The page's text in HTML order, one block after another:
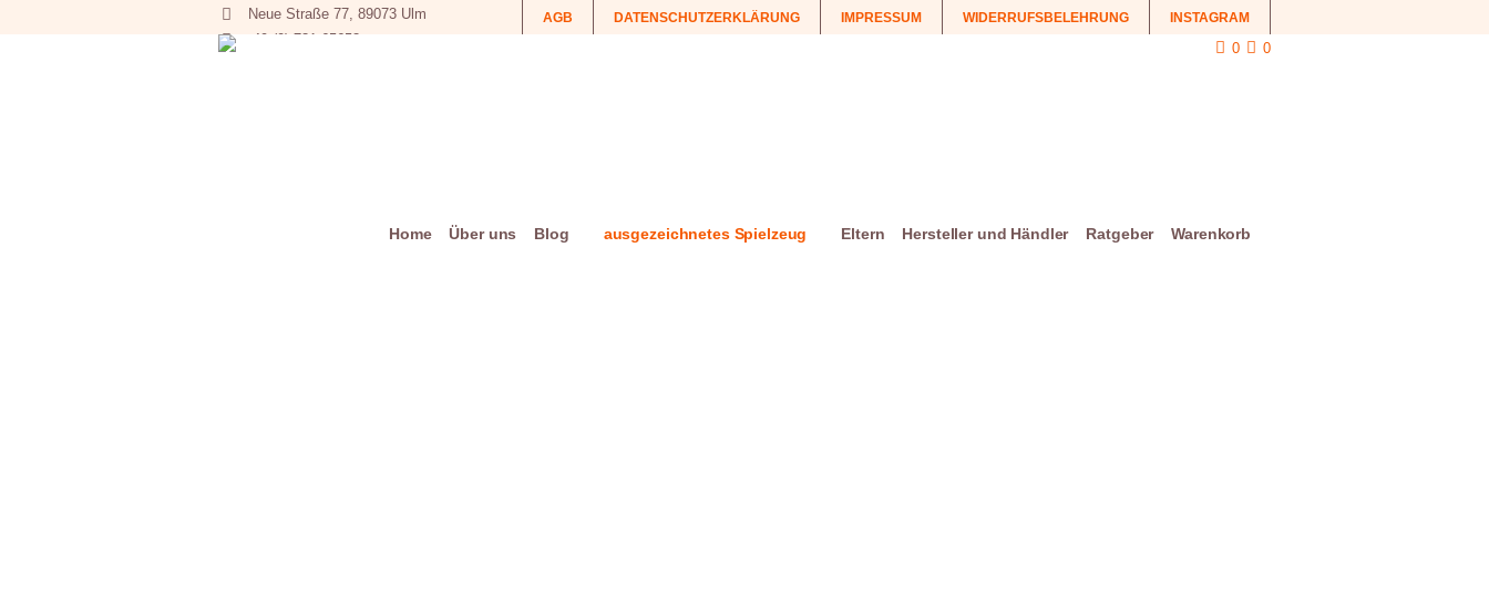
AGB DATENSCHUTZERKLÄRUNG IMPRESSUM WIDERRUFSBELEHRUNG INSTAGRAM
Neue Straße 77, 89073 Ulm
+49 (0) 731 65653
0 0
Home Über uns Blog ausgezeichnetes Spielzeug Eltern Hersteller und Händler Ratgeber Warenkorb